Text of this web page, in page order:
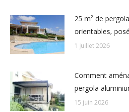
25 m² de
orientables,
1 juillet 2026
Comment
pergola
15 juin 2026